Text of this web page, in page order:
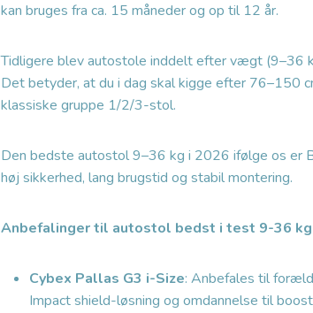
kan bruges fra ca. 15 måneder og op til 12 år.
Tidligere blev autostole inddelt efter vægt (9–36
Det betyder, at du i dag skal kigge efter 76–150
klassiske gruppe 1/2/3-stol.
Den bedste autostol 9–36 kg i 2026 ifølge os er
høj sikkerhed, lang brugstid og stabil montering.
Anbefalinger til autostol bedst i test 9-36
Cybex Pallas G3 i-Size: Anbefales til
Impact shield-løsning og omdannelse til